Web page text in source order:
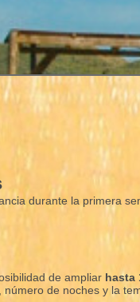
durante la primera
de ampliar hasta
de noches y la